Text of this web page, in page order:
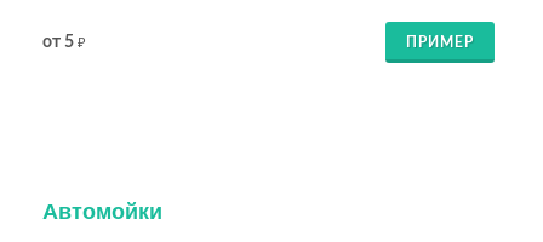
от 5 ₽ ПРИМЕР
Автомойки